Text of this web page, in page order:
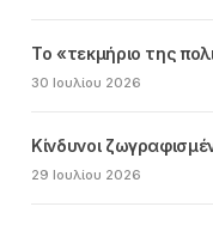
Το «τεκμήριο της
30 Ιουλίου 2026
Κίνδυνοι
29 Ιουλίου 2026